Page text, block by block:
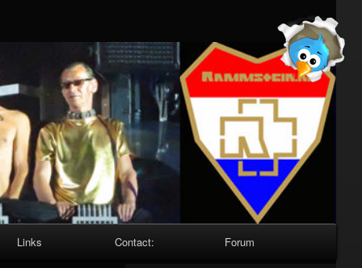
Links Contact: Forum